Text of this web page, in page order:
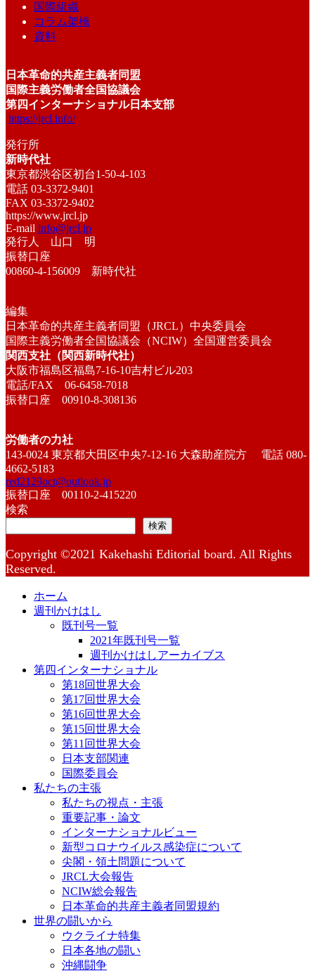
国際組織
コラム架橋
資料
日本革命的共産主義者同盟
国際主義労働者全国協議会
第四インターナショナル日本支部
https://jrcl.info/
発行所
新時代社
東京都渋谷区初台1-50-4-103
電話 03-3372-9401
FAX 03-3372-9402
https://www.jrcl.jp
E-mail info@jrcl.jp
発行人 山口 明
振替口座
00860-4-156009 新時代社
編集
日本革命的共産主義者同盟（JRCL）中央委員会
国際主義労働者全国協議会（NCIW）全国運営委員会
関西支社（関西新時代社）
大阪市福島区福島7-16-10吉村ビル203
電話/FAX 06-6458-7018
振替口座 00910-8-308136
労働者の力社
143-0024 東京都大田区中央7-12-16 大森助産院方 電話 080-
4662-5183
red2129oct@outlook.jp
振替口座 00110-2-415220
検索
検索
Copyright ©2021 Kakehashi Editorial board. All Rights
Reserved.
ホーム
週刊かけはし
既刊号一覧
2021年既刊号一覧
週刊かけはしアーカイブス
第四インターナショナル
第18回世界大会
第17回世界大会
第16回世界大会
第15回世界大会
第11回世界大会
日本支部関連
国際委員会
私たちの主張
私たちの視点・主張
重要記事・論文
インターナショナルビュー
新型コロナウイルス感染症について
尖閣・領土問題について
JRCL大会報告
NCIW総会報告
日本革命的共産主義者同盟規約
世界の闘いから
ウクライナ特集
日本各地の闘い
沖縄闘争